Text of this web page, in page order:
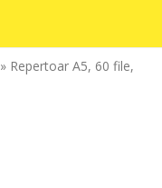
» Repertoar A5, 60 file,